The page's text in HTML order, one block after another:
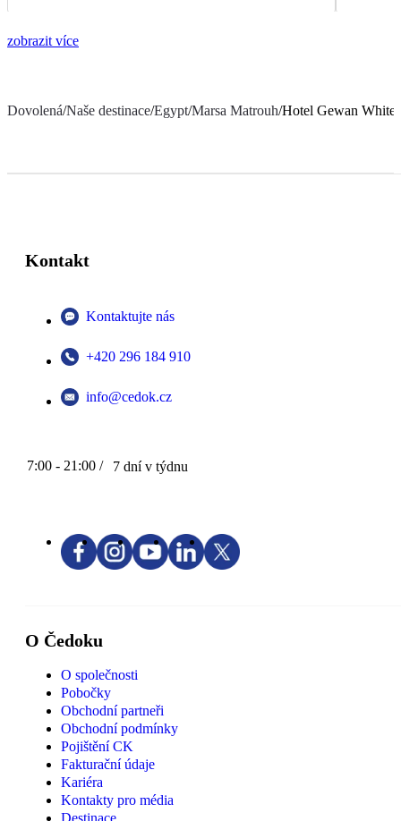
zobrazit více
Dovolená/Naše destinace/Egypt/Marsa Matrouh/Hotel Gewan White
Kontakt
Kontaktujte nás
+420 296 184 910
info@cedok.cz
7:00 - 21:00 / 7 dní v týdnu
O Čedoku
O společnosti
Pobočky
Obchodní partneři
Obchodní podmínky
Pojištění CK
Fakturační údaje
Kariéra
Kontakty pro média